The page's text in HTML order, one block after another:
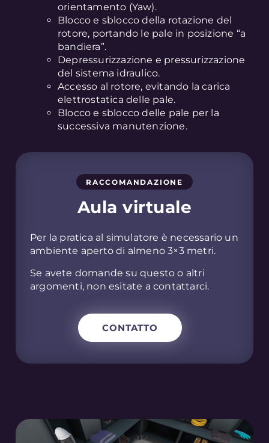
RACCOMANDAZIONE
Aula virtuale
Per la pratica al simulatore è necessario un
ambiente aperto di almeno 3×3 metri.
Se avete domande su questo o altri
argomenti, non esitate a contattarci.
CONTATTO
orientamento (Yaw).
Blocco e sblocco della rotazione del
rotore, portando le pale in posizione “a
bandiera”.
Depressurizzazione e pressurizzazione
del sistema idraulico.
Accesso al rotore, evitando la carica
elettrostatica delle pale.
Blocco e sblocco delle pale per la
successiva manutenzione.